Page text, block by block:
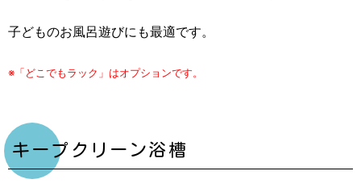
子どものお風呂遊びにも最適です。
※「どこでもラック」はオプションです。
キープクリーン浴槽